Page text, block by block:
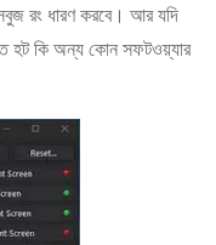
রং ধারণ করবে। আর যদি
হট কি অন্য কোন সফটওয়্যার